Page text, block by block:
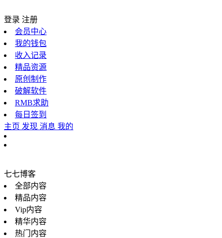
登录 注册
会员中心
我的钱包
收入记录
精品资源
原创制作
破解软件
RMB求助
每日签到
主页 发现 消息 我的
七七博客
全部内容
精品内容
Vip内容
精华内容
热门内容